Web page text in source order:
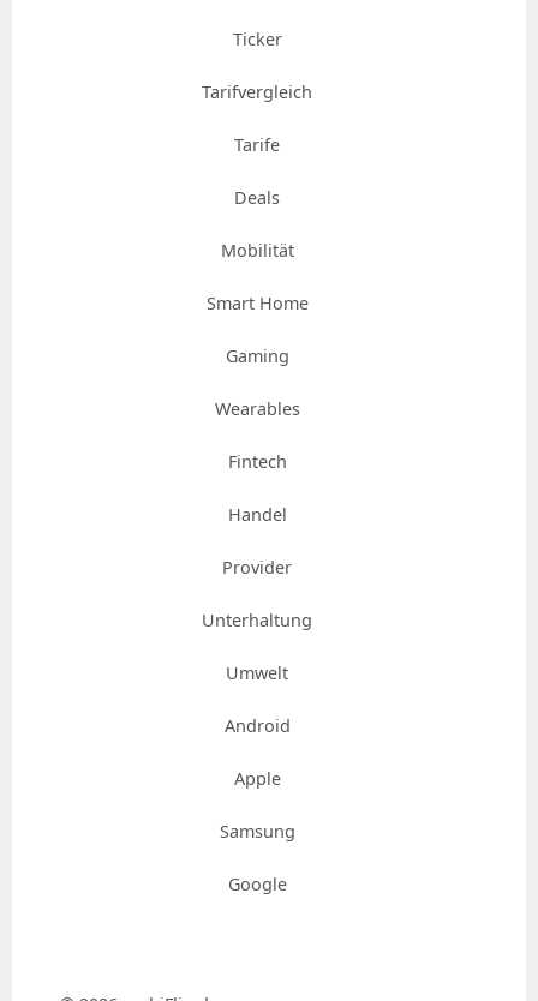
Ticker
Tarifvergleich
Tarife
Deals
Mobilität
Smart Home
Gaming
Wearables
Fintech
Handel
Provider
Unterhaltung
Umwelt
Android
Apple
Samsung
Google